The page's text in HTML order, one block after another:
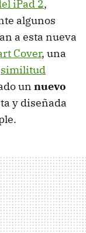
iPad 2,
algunos
a esta nueva
Cover, una
similitud
un nuevo
y diseñada